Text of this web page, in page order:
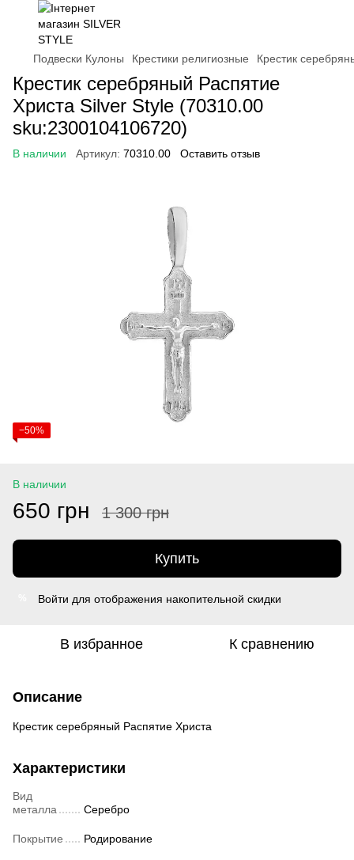
Подвески Кулоны Крестики религиозные Крестик
Крестик серебряный Распятие
Христа Silver Style (70310.00
sku:2300104106720)
В наличии Артикул: 70310.00 Оставить отзыв
−50%
В наличии
650 грн 1 300 грн
Купить
Войти для отображения накопительной скидки
В избранное К сравнению
Описание
Крестик серебряный Распятие Христа
Характеристики
Вид
металла
Серебро
Покрытие Родирование